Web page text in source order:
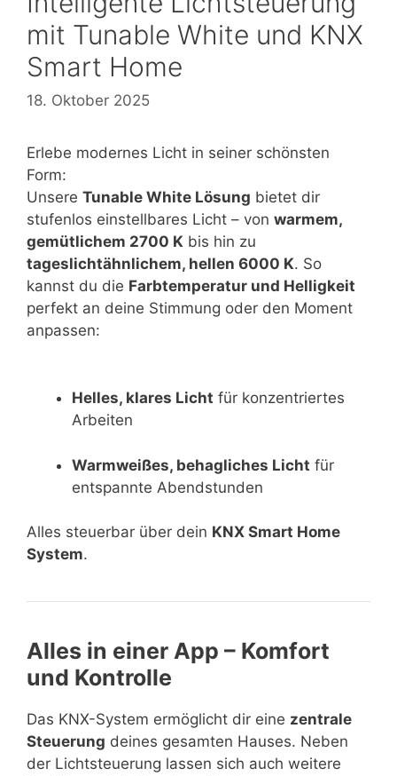
mit Tunable White und KNX
Smart Home
18. Oktober 2025
Erlebe modernes Licht in seiner schönsten
Form:
Unsere Tunable White Lösung bietet dir
stufenlos einstellbares Licht – von warmem,
gemütlichem 2700 K bis hin zu
tageslichtähnlichem, hellen 6000 K. So
kannst du die Farbtemperatur und Helligkeit
perfekt an deine Stimmung oder den Moment
anpassen:
Helles, klares Licht für konzentriertes
Arbeiten
Warmweißes, behagliches Licht für
entspannte Abendstunden
Alles steuerbar über dein KNX Smart Home
System.
Alles in einer App – Komfort
und Kontrolle
Das KNX-System ermöglicht dir eine zentrale
Steuerung deines gesamten Hauses. Neben
der Lichtsteuerung lassen sich auch weitere